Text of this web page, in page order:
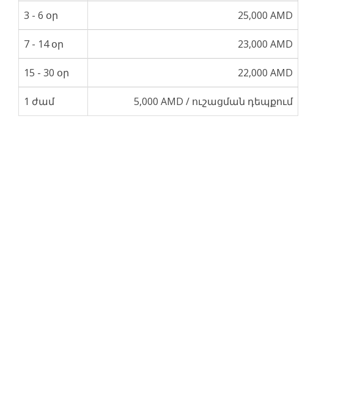
3 - 6 օր 25,000 AMD
7 - 14 օր 23,000 AMD
15 - 30 օր 22,000 AMD
1 ժամ 5,000 AMD / ուշացման դեպքում